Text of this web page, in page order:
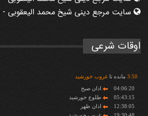
سایت مرجع دینی شیخ محمد الیعقوبی -
اوقات شرعی
3:50 مانده تاغروب خورشید
04:06:20
اذان صبح
05:43:15
طلوع خورشید
12:38:05
اذان ظهر